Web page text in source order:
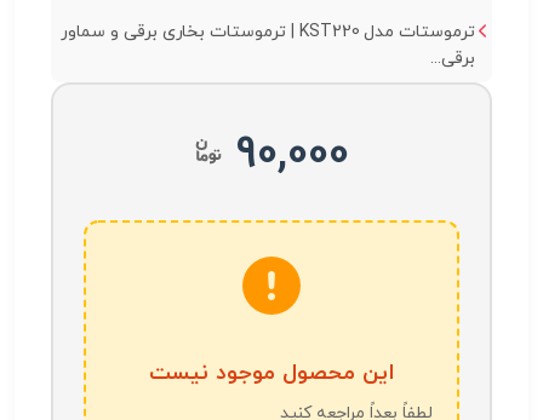
ترموستات مدل KST220 | ترموستات بخاری برقی و سماور
برقی...
90,000
این محصول موجود نیست
لطفاً بعداً مراجعه کنید